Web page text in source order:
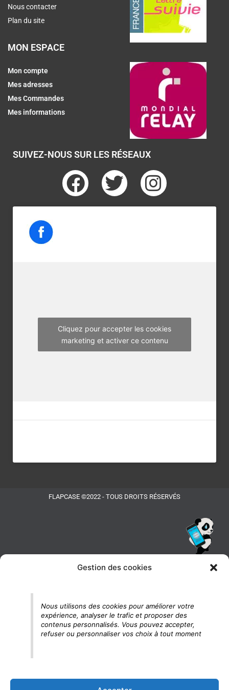
Gestion des cookies
Nous utilisons des cookies pour améliorer votre
expérience, analyser le trafic et proposer des
contenus personnalisés. Vous pouvez accepter,
refuser ou personnaliser vos choix à tout moment
Nous contacter
Plan du site
MON ESPACE
Mon compte
Mes adresses
Mes Commandes
Mes informations
SUIVEZ-NOUS SUR LES RÉSEAUX
F
a
T
w
I
n
m
Cliquez pour accepter les cookies
marketing et activer ce contenu
FLAPCASE ©2022 - TOUS DROITS RÉSERVÉS